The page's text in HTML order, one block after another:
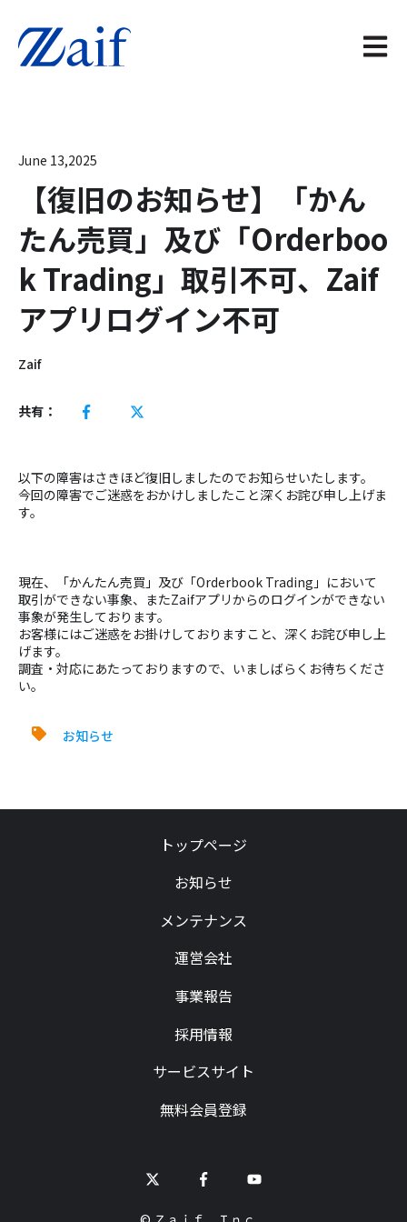
メイン
June 13,2025
【復旧のお知らせ】「かん
たん売買」及び「Orderboo
k Trading」取引不可、Zaif
アプリログイン不可
Zaif
共有：
以下の障害はさきほど復旧しましたのでお知らせいたします。
今回の障害でご迷惑をおかけしましたこと深くお詫び申し上げま
す。
現在、「かんたん売買」及び「Orderbook Trading」において
取引ができない事象、またZaifアプリからのログインができない
事象が発生しております。
お客様にはご迷惑をお掛けしておりますこと、深くお詫び申し上
げます。
調査・対応にあたっておりますので、いましばらくお待ちくださ
い。
お知らせ
トップページ
お知らせ
メンテナンス
運営会社
事業報告
採用情報
サービスサイト
無料会員登録